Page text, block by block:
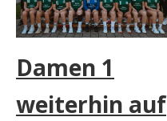
Damen 1
weiterhin auf